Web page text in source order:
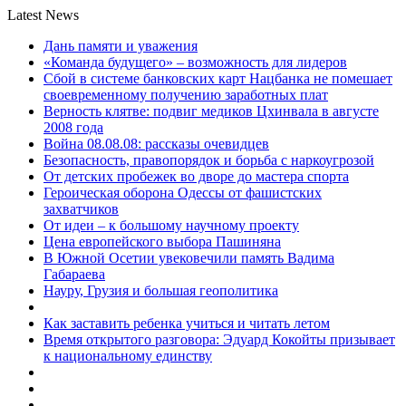
Latest News
Дань памяти и уважения
«Команда будущего» – возможность для лидеров
Сбой в системе банковских карт Нацбанка не помешает
своевременному получению заработных плат
Верность клятве: подвиг медиков Цхинвала в августе
2008 года
Война 08.08.08: рассказы очевидцев
Безопасность, правопорядок и борьба с наркоугрозой
От детских пробежек во дворе до мастера спорта
Героическая оборона Одессы от фашистских
захватчиков
От идеи – к большому научному проекту
Цена европейского выбора Пашиняна
В Южной Осетии увековечили память Вадима
Габараева
Науру, Грузия и большая геополитика
Как заставить ребенка учиться и читать летом
Время открытого разговора: Эдуард Кокойты призывает
к национальному единству